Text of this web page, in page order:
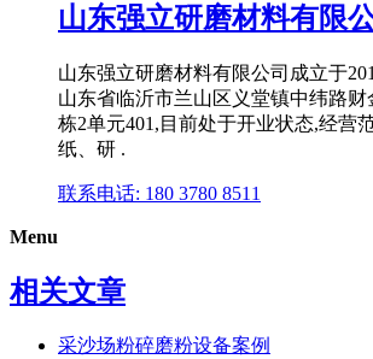
山东强立研磨材料有限
山东强立研磨材料有限公司成立于
山东省临沂市兰山区义堂镇中纬路财
栋2单元401,目前处于开业状态,经营
纸、研 .
联系电话: 180 3780 8511
Menu
相关文章
采沙场粉碎磨粉设备案例